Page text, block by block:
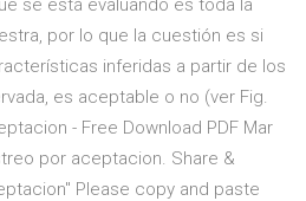
se está evaluando es toda la
por lo que la cuestión es si
inferidas a partir de los
es aceptable o no (ver Fig.
- Free Download PDF Mar
por aceptacion. Share &
Please copy and paste